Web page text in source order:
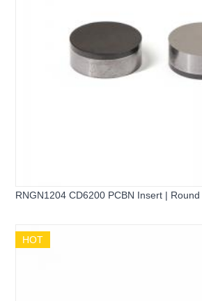
RNGN1204 CD6200 PCBN Insert |
HOT